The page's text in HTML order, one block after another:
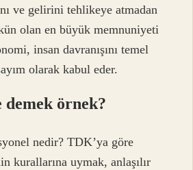
ve gelirini tehlikeye atmadan
olan en büyük memnuniyeti
insan davranışını temel
olarak kabul eder.
demek örnek?
nedir? TDK’ya göre
kurallarına uymak, anlaşılır